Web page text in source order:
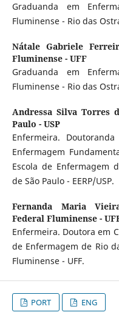
Graduanda em
Fluminense - Rio das
Nátale Gabriele
Fluminense - UFF
Graduanda em
Fluminense - Rio das
Andressa Silva Torres
Paulo - USP
Enfermeira.
Enfermagem
Escola de Enfermagem
de São Paulo - EERP/USP.
Fernanda Maria
Federal Fluminense -
Enfermeira. Doutora em
de Enfermagem de Rio
Fluminense - UFF.
PORT ENG